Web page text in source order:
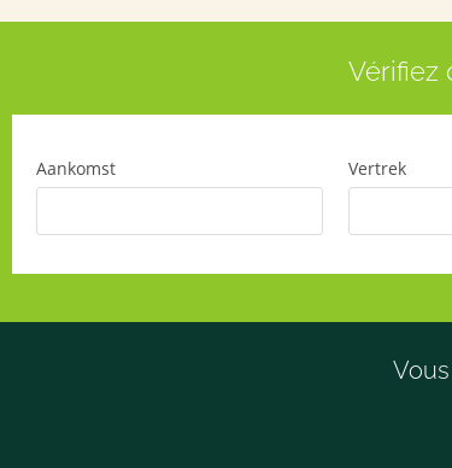
Vérifiez
Aankomst Vertrek